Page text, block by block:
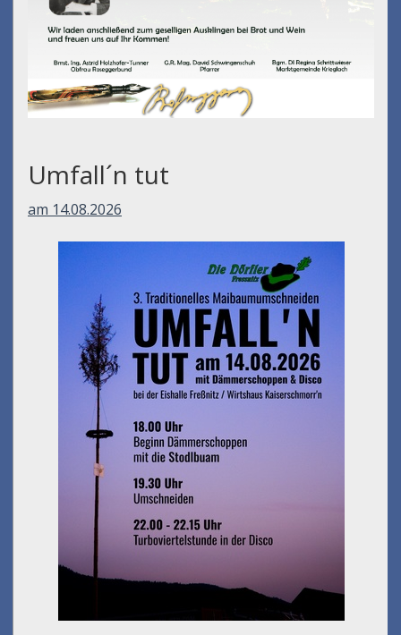
Umfall´n tut
am 14.08.2026